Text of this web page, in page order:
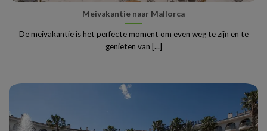
Meivakantie naar Mallorca
De meivakantie is het perfecte moment om even weg te zijn en te
genieten van [...]